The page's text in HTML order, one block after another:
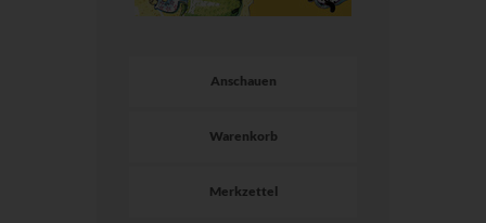
Anschauen
Warenkorb
Merkzettel